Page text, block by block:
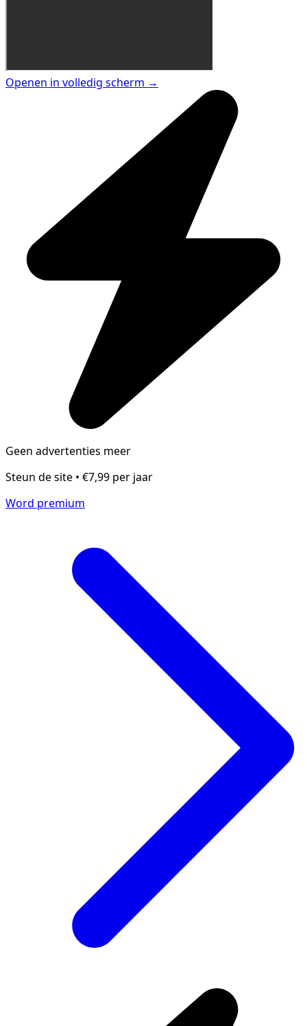
Openen in volledig scherm →
Geen advertenties meer
Steun de site • €7,99 per jaar
Word premium